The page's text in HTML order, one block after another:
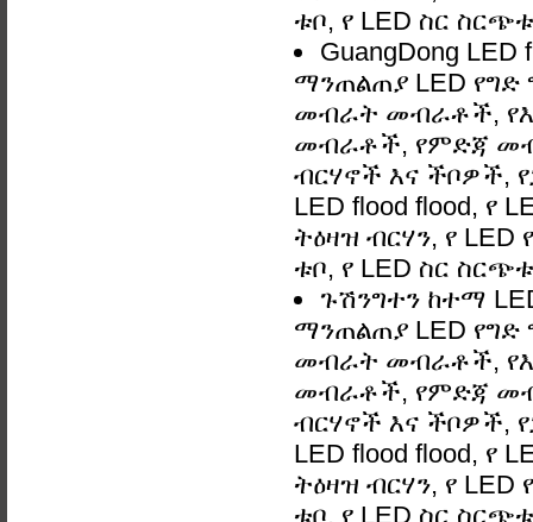
ቱቦ, የ LED ስር
GuangDong
ማንጠልጠያ LED
መብራት መብራቶች,
መብራቶች, የምድጃ
ብርሃኖች እና ችቦዎች,
LED flood flood, የ
ትዕዛዝ ብርሃን, የ
ቱቦ, የ LED ስር
ጉሽንግተን ከተማ
ማንጠልጠያ LED
መብራት መብራቶች,
መብራቶች, የምድጃ
ብርሃኖች እና ችቦዎች,
LED flood flood, የ
ትዕዛዝ ብርሃን, የ
ቱቦ, የ LED ስር